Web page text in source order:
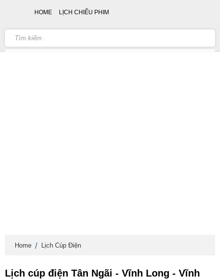
Home Lịch Cúp Điện
Lịch cúp điện Tân Ngãi - Vĩnh Long - Vĩnh
HOME LỊCH CHIẾU PHIM